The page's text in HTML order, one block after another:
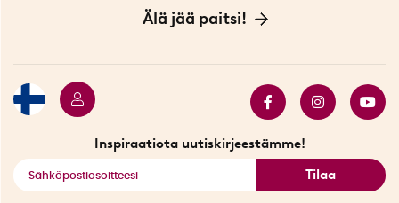
Sopimusehdot
Myymälä Tukholmassa
Innovaattoriblogi
Älä jää paitsi!
Katso kaikki älykkäät tuotteet
Inspiraatiota uutiskirjeestämme!
Tilaa